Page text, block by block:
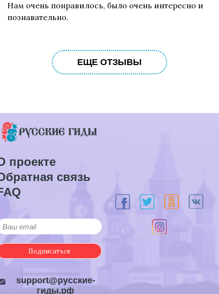
Нам очень понравилось, было очень интересно и
познавательно.
ЕЩЕ ОТЗЫВЫ
проекте
связь
Подписаться
support@русские-
гиды.рф